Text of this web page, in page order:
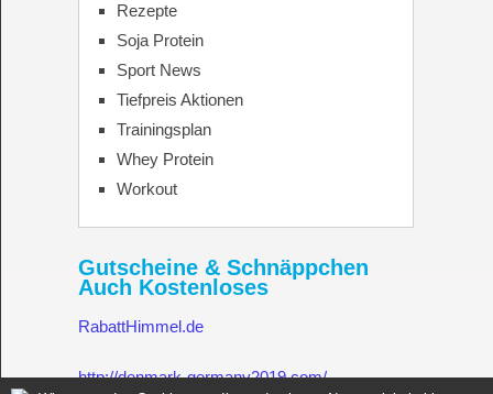
Rezepte
Soja Protein
Sport News
Tiefpreis Aktionen
Trainingsplan
Whey Protein
Workout
Gutscheine & Schnäppchen
Auch Kostenloses
RabattHimmel.de
http://denmark-germany2019.com/